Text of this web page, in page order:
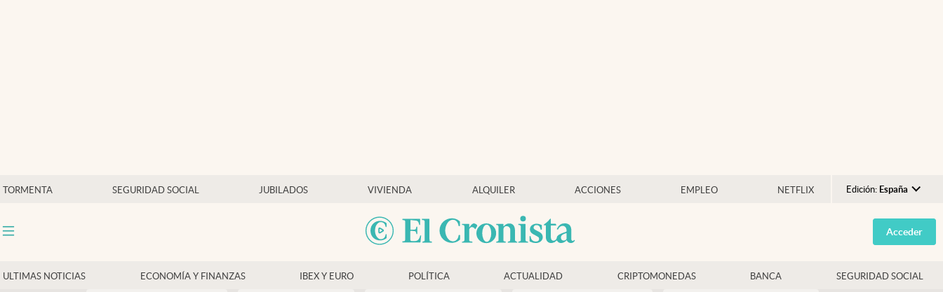
TORMENTA SEGURIDAD SOCIAL JUBILADOS VIVIENDA ALQUILER ACCIONES EMPLEO NETFLIX Edición: España
Argentina
España
USA
Acceder
ULTIMAS NOTICIAS ECONOMÍA Y FINANZAS IBEX Y EURO POLÍTICA ACTUALIDAD CRIPTOMONEDAS BANCA SEGURIDAD SOCIAL